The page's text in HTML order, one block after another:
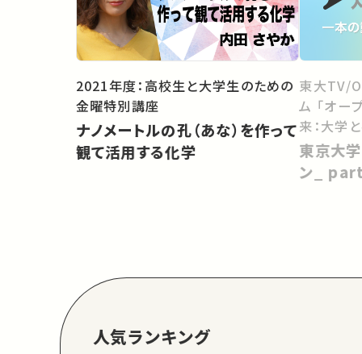
2021年度：高校生と大学生のための
金曜特別講座
ナノメートルの孔（あな）を作って
観て活用する化学
東大TV/
ム 「オー
来：大学
向けて」
東京大
ン_
人気ランキング